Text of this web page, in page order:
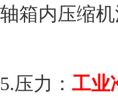
轴箱内压缩
5.压力： 工业